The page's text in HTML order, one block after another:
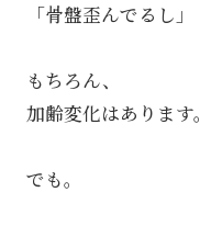
「骨盤歪んでるし」
もちろん、
加齢変化はあります。
でも。